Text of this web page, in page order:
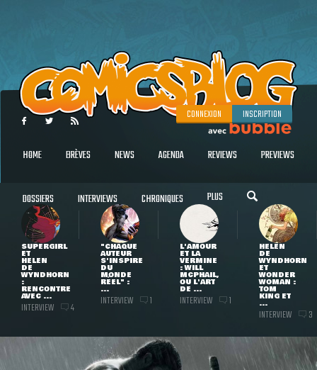
CONNEXION INSCRIPTION
HOME BRÈVES NEWS AGENDA REVIEWS PREVIEWS
DOSSIERS INTERVIEWS CHRONIQUES PLUS
SUPERGIRL
ET
HELEN
DE
WYNDHORN
:
RENCONTRE
AVEC ...
INTERVIEW 4
"CHAQUE
AUTEUR
S'INSPIRE
DU
MONDE
RÉEL" :
...
INTERVIEW 1
L'AMOUR
ET LA
VERMINE
: WILL
MCPHAIL,
OU L'ART
DE ...
INTERVIEW 1
HELEN
DE
WYNDHORN
ET
WONDER
WOMAN :
TOM
KING ET
...
INTERVIEW 3